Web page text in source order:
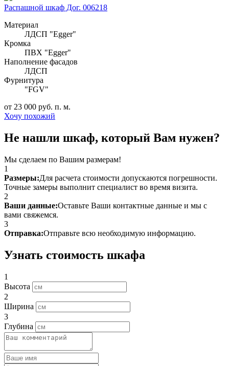
Распашной шкаф Дог. 006218
Материал
ЛДСП "Egger"
Кромка
ПВХ "Egger"
Наполнение фасадов
ЛДСП
Фурнитура
"FGV"
от 23 000 руб. п. м.
Хочу похожий
Не нашли шкаф, который Вам нужен?
Мы сделаем по Вашим размерам!
1
Размеры:Для расчета стоимости допускаются погрешности.
Точные замеры выполнит специалист во время визита.
2
Ваши данные:Оставьте Ваши контактные данные и мы с
вами свяжемся.
3
Отправка:Отправьте всю необходимую информацию.
Узнать стоимость шкафа
1
Высота
2
Ширина
3
Глубина